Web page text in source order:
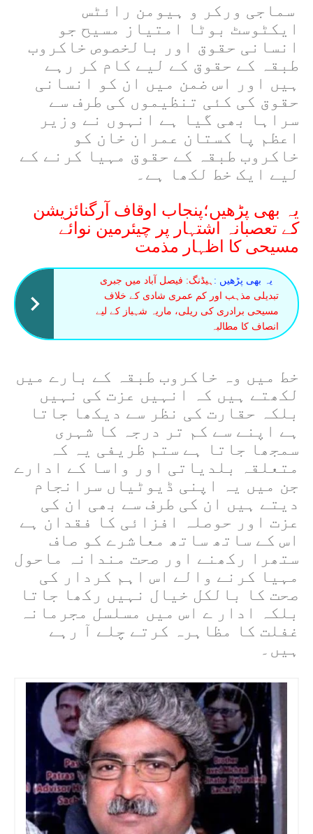
سماجی ورکر و ہیومن رائٹس
ایکٹوسٹ بوٹا امتیاز مسیح جو
انسانی حقوق اور بالخصوص خاکروب
طبقہ کے حقوق کے لیے کام کر رہے
ہیں اور اس ضمن میں ان کو انسانی
حقوق کی کئی تنظیموں کی طرف سے
سراہا بھی گیا ہے انہوں نے وزیر
اعظم پا کستان عمران خان کو
خاکروب طبقہ کے حقوق مہیا کرنے کے
لیے ایک خط لکھا ہے۔
یہ بھی پڑھیں؛پنجاب اوقاف آرگنائزیشن
کے تعصبانہ اشتہار پر چیئرمین نوائے
مسیحی کا اظہار مذمت
یہ بھی پڑھیں : ہیڈنگ: فیصل آباد میں جبری
تبدیلی مذہب اور کم عمری شادی کے خلاف
مسیحی برادری کی ریلی، ماریہ شہباز کے لیے
انصاف کا مطالبہ
خط میں وہ خاکروب طبقہ کے بارے میں
لکھتے ہیں کہ انہیں عزت کی نہیں
بلکہ حقارت کی نظر سے دیکھا جاتا
ہے اپنے سے کم تر درجہ کا شہری
سمجھا جاتا ہے ستم ظریفی یہ کہ
متعلقہ بلدیاتی اور واسا کے ادارے
جن میں یہ اپنی ڈیوٹیاں سرانجام
دیتے ہیں ان کی طرف سے بھی ان کی
عزت اور حوصلہ افزائی کا فقدان ہے
اس کے ساتھ ساتھ معاشرے کو صاف
ستھرا رکھنے اور صحت مندانہ ماحول
مہیا کرنے والے اس اہم کردار کی
صحت کا بالکل خیال نہیں رکھا جاتا
بلکہ ادار ے اس میں مسلسل مجرمانہ
غفلت کا مظاہرہ کرتے چلے آ رہے
ہیں۔